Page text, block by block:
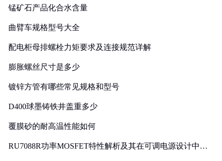
锰矿石产品化合水含量
曲臂车规格型号大全
配电柜母排螺栓力矩要求及连接规范详解
膨胀螺丝尺寸是多少
镀锌方管有哪些常见规格和型号
D400球墨铸铁井盖重多少
覆膜砂的耐高温性能如何
RU7088R功率MOSFET特性解析及其在可调电源设计中的